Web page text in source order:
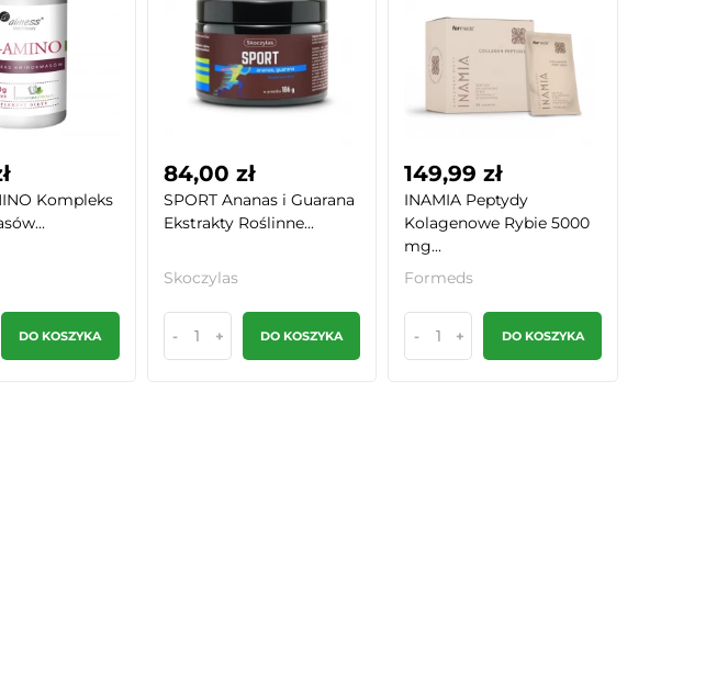
Kompleks
DO KOSZYKA
84,00 zł
SPORT Ananas i Guarana
Ekstrakty Roślinne...
Skoczylas
- + DO KOSZYKA
149,99 zł
INAMIA Peptydy
Kolagenowe Rybie 5000
mg...
Formeds
- + DO KOSZYKA